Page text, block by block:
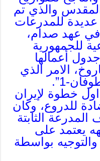
المقدس والذي تم
للمدرعات
في عهد صدام،
للجمهورية
جدول أعمالها
الامر الذي
1”.
صاروخ “طوفان-1” اول خطوة لإيران
للدروع، وكان
المدرعة الثابتة
يعتمد على
والتوجيه بواسطة